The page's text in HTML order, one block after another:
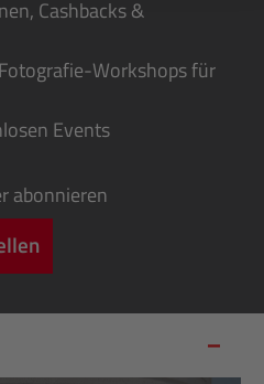
Cashbacks &
Workshops für
Events
abonnieren